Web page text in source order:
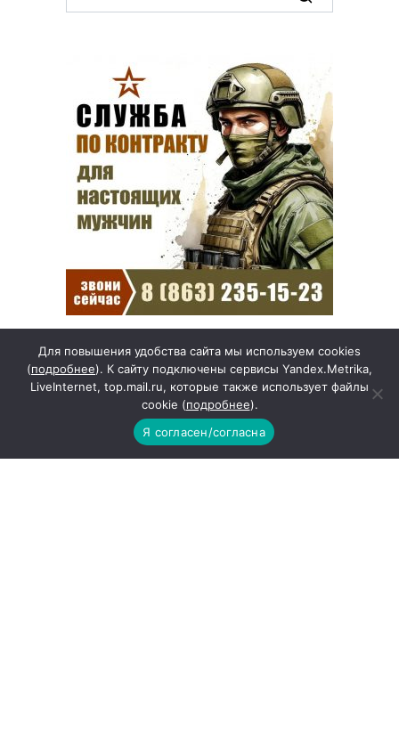
for:
Какие товары пропадут
из магазинов с 1 августа
2026 года
Для повышения удобства сайта мы используем cookies
(подробнее). К сайту подключены сервисы Yandex.Metrika,
LiveInternet, top.mail.ru, которые также использует файлы
cookie (подробнее).
Я согласен/согласна